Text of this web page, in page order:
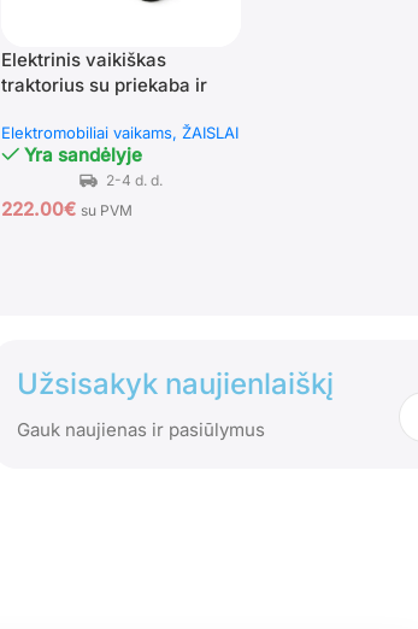
Elektrinis vaikiškas
traktorius su priekaba ir
Elektromobiliai vaikams ŽAISLAI
Yra sandėlyje
222.00€ su PVM
Užsisakyk naujienlaiškį
Gauk naujienas ir pasiūlymus